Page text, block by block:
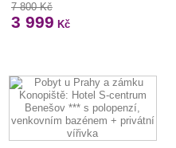
7 800 Kč
3 999 Kč